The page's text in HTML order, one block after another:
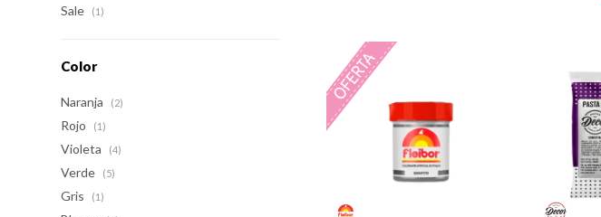
Sale (1)
Color
Naranja (2)
Rojo (1)
Violeta (4)
Verde (5)
Gris (1)